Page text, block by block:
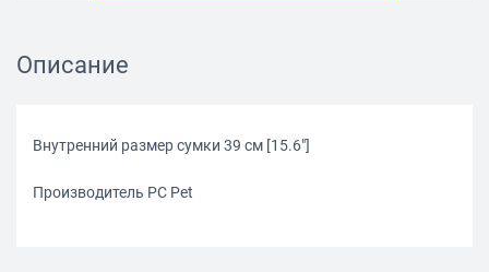
Описание
Внутренний размер сумки 39 см [15.6"]
Производитель PC Pet